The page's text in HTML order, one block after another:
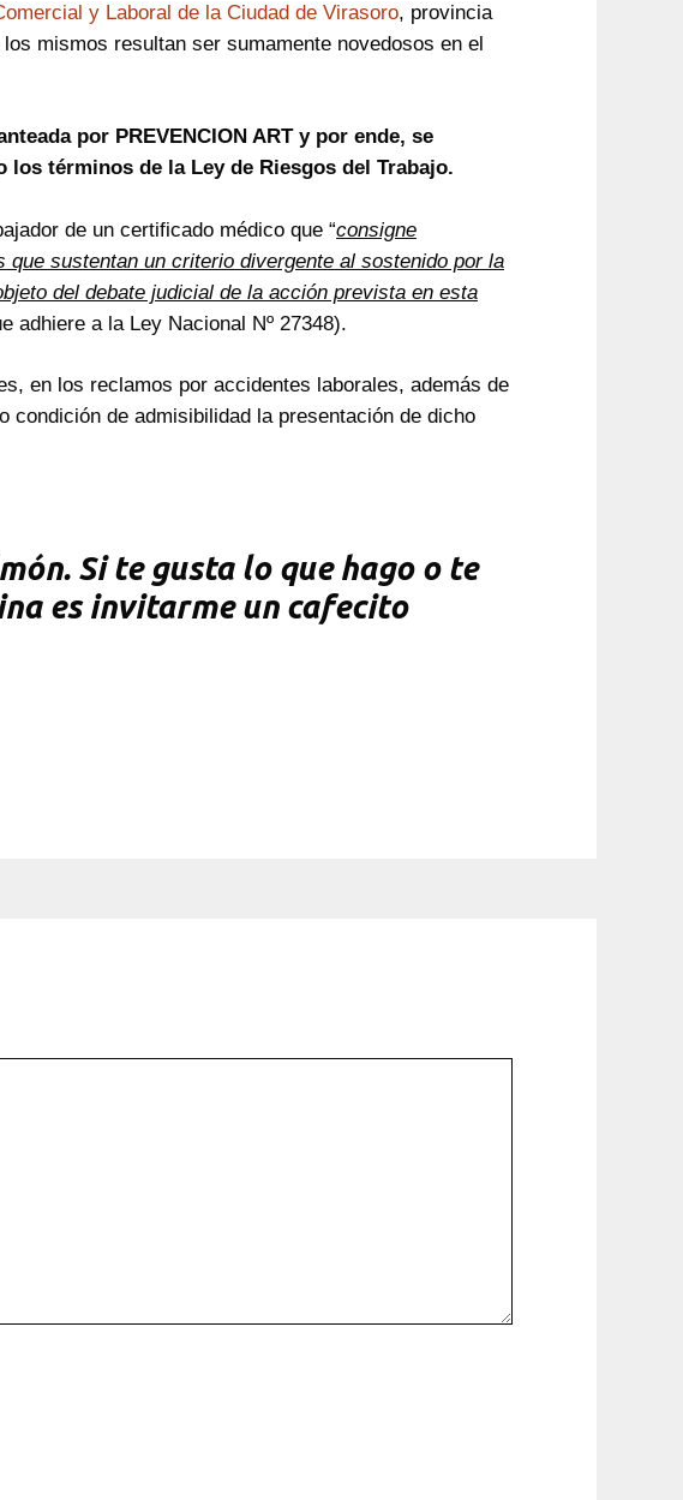
y Laboral de la Ciudad de Virasoro, provincia
mismos resultan ser sumamente novedosos en el
por PREVENCION ART y por ende, se
términos de la Ley de Riesgos del Trabajo.
de un certificado médico que “consigne
sustentan un criterio divergente al sostenido por la
del debate judicial de la acción prevista en esta
adhiere a la Ley Nacional Nº 27348).
en los reclamos por accidentes laborales, además de
de admisibilidad la presentación de dicho
Si te gusta lo que hago o te
es invitarme un cafecito